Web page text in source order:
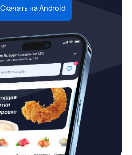
Скачать на Android